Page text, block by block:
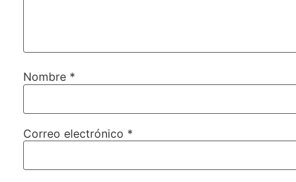
Nombre *
Correo electrónico *